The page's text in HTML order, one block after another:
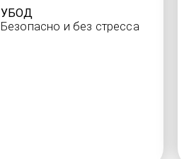
УБОД
Безопасно и без стресса